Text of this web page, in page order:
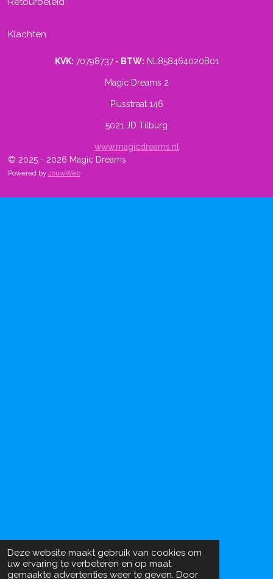
Deze website maakt gebruik van cookies om
uw ervaring te verbeteren en op maat
gemaakte advertenties weer te geven. Door
Klachten
KVK: 70798737- BTW: NL858464020B01
Magic Dreams 2
Piusstraat 146
5021 JD Tilburg
www.magicdreams.nl
© 2025 - 2026 Magic Dreams
Powered by JouwWeb